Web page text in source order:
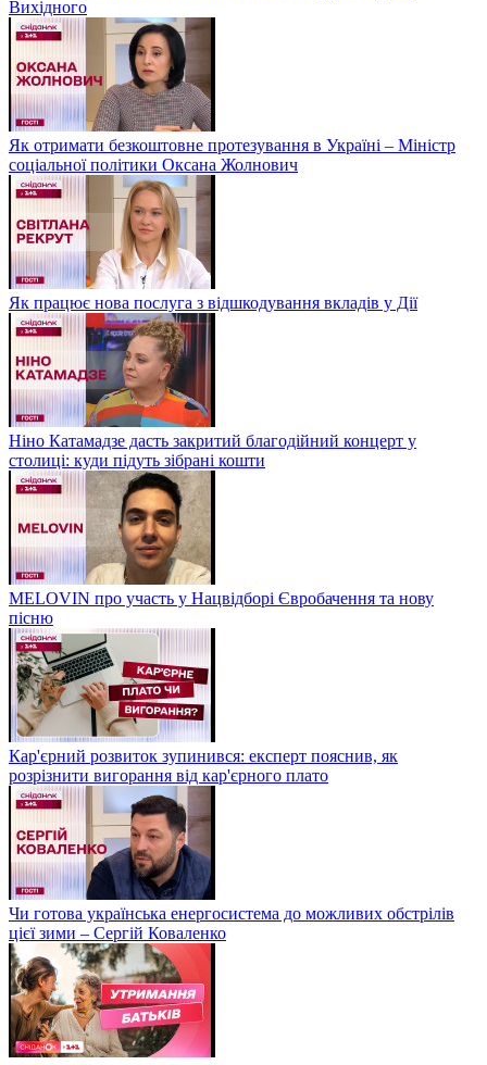
Вихідного
Як отримати безкоштовне протезування в Україні – Міністр
соціальної політики Оксана Жолнович
Як працює нова послуга з відшкодування вкладів у Дії
Ніно Катамадзе дасть закритий благодійний концерт у
столиці: куди підуть зібрані кошти
MELOVIN про участь у Нацвідборі Євробачення та нову
пісню
Кар'єрний розвиток зупинився: експерт пояснив, як
розрізнити вигорання від кар'єрного плато
Чи готова українська енергосистема до можливих обстрілів
цієї зими – Сергій Коваленко